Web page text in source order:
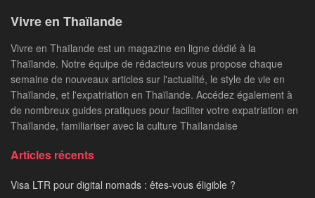
Vivre en Thaïlande
Vivre en Thaïlande est un magazine en ligne dédié à la
Thaïlande. Notre équipe de rédacteurs vous propose chaque
semaine de nouveaux articles sur l'actualité, le style de vie en
Thaïlande, et l'expatriation en Thaïlande. Accédez également à
de nombreux guides pratiques pour faciliter votre expatriation en
Thaïlande, familiariser avec la culture Thaïlandaise
Articles récents
Visa LTR pour digital nomads : êtes-vous éligible ?